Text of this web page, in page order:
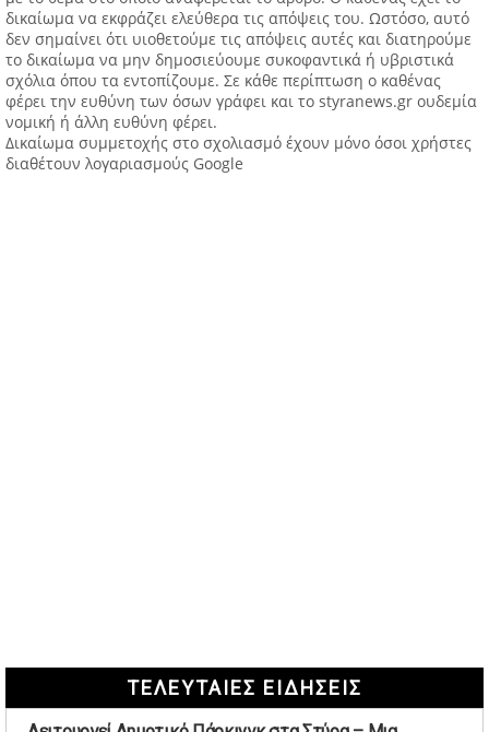
δικαίωμα να εκφράζει ελεύθερα τις απόψεις του. Ωστόσο, αυτό
δεν σημαίνει ότι υιοθετούμε τις απόψεις αυτές και διατηρούμε
το δικαίωμα να μην δημοσιεύουμε συκοφαντικά ή υβριστικά
σχόλια όπου τα εντοπίζουμε. Σε κάθε περίπτωση ο καθένας
φέρει την ευθύνη των όσων γράφει και το styranews.gr ουδεμία
νομική ή άλλη ευθύνη φέρει.
Δικαίωμα συμμετοχής στο σχολιασμό έχουν μόνο όσοι χρήστες
διαθέτουν λογαριασμούς Google
ΤΕΛΕΥΤΑΙΕΣ ΕΙΔΗΣΕΙΣ